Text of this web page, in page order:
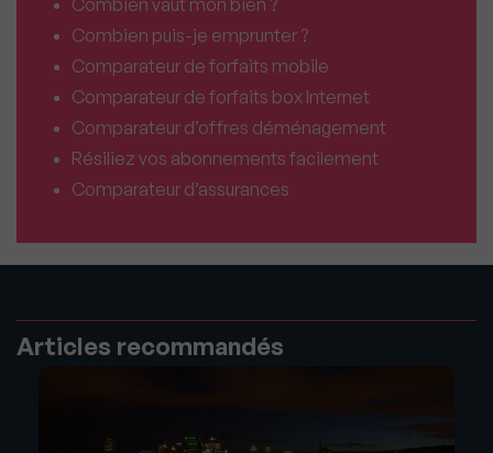
Combien vaut mon bien ?
Combien puis-je emprunter ?
Comparateur de forfaits mobile
Comparateur de forfaits box Internet
Comparateur d’offres déménagement
Résiliez vos abonnements facilement
Comparateur d’assurances
Articles recommandés